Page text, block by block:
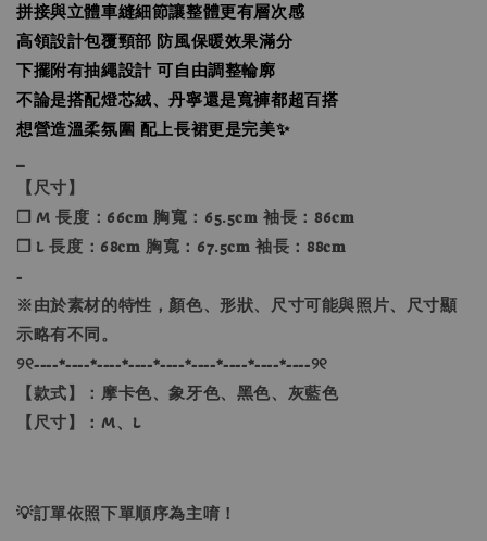
拼接與立體車縫細節讓整體更有層次感
高領設計包覆頸部 防風保暖效果滿分
下擺附有抽繩設計 可自由調整輪廓
不論是搭配燈芯絨、丹寧還是寬褲都超百搭
想營造溫柔氛圍 配上長裙更是完美✨
【尺寸】
❐ M 長度：66𝐜𝐦 胸寬：65.5𝐜𝐦 袖長：86𝐜𝐦
❐ L 長度：68𝐜𝐦 胸寬：67.5𝐜𝐦 袖長：88𝐜𝐦
-
※由於素材的特性，顏色、形狀、尺寸可能與照片、尺寸顯
示略有不同。
୨୧----*----*----*----*----*----*----*----*----୨୧
【款式】：摩卡色、象牙色、黑色、灰藍色
【尺寸】：M、L
💡訂單依照下單順序為主唷！